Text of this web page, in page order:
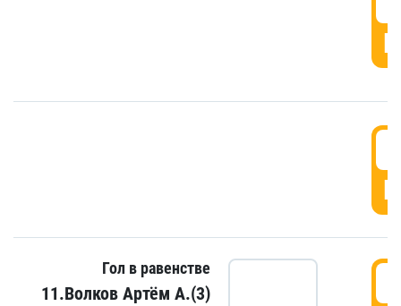
Гол в равенстве
11.Волков Артём А.(3)